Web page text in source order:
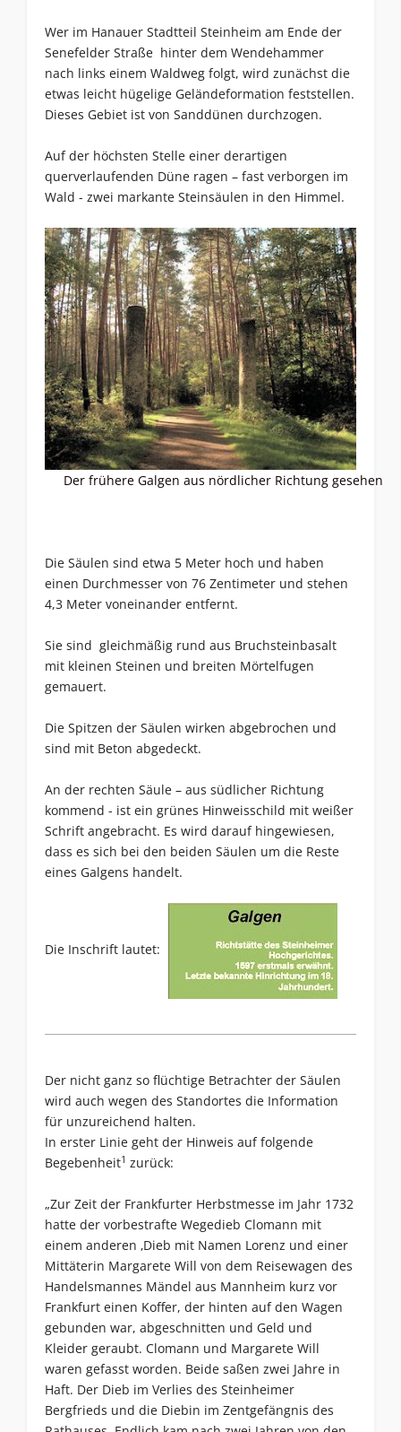
Wer im Hanauer Stadtteil Steinheim am Ende der
Senefelder Straße hinter dem Wendehammer
nach links einem Waldweg folgt, wird zunächst die
etwas leicht hügelige Geländeformation feststellen.
Dieses Gebiet ist von Sanddünen durchzogen.
Auf der höchsten Stelle einer derartigen
querverlaufenden Düne ragen – fast verborgen im
Wald - zwei markante Steinsäulen in den Himmel.
Der frühere Galgen aus nördlicher Richtung gesehen
Die Säulen sind etwa 5 Meter hoch und haben
einen Durchmesser von 76 Zentimeter und stehen
4,3 Meter voneinander entfernt.
Sie sind gleichmäßig rund aus Bruchsteinbasalt
mit kleinen Steinen und breiten Mörtelfugen
gemauert.
Die Spitzen der Säulen wirken abgebrochen und
sind mit Beton abgedeckt.
An der rechten Säule – aus südlicher Richtung
kommend - ist ein grünes Hinweisschild mit weißer
Schrift angebracht. Es wird darauf hingewiesen,
dass es sich bei den beiden Säulen um die Reste
eines Galgens handelt.
Die Inschrift lautet:
Der nicht ganz so flüchtige Betrachter der Säulen
wird auch wegen des Standortes die Information
für unzureichend halten.
In erster Linie geht der Hinweis auf folgende
Begebenheit1 zurück:
„Zur Zeit der Frankfurter Herbstmesse im Jahr 1732
hatte der vorbestrafte Wegedieb Clomann mit
einem anderen ‚Dieb mit Namen Lorenz und einer
Mittäterin Margarete Will von dem Reisewagen des
Handelsmannes Mändel aus Mannheim kurz vor
Frankfurt einen Koffer, der hinten auf den Wagen
gebunden war, abgeschnitten und Geld und
Kleider geraubt. Clomann und Margarete Will
waren gefasst worden. Beide saßen zwei Jahre in
Haft. Der Dieb im Verlies des Steinheimer
Bergfrieds und die Diebin im Zentgefängnis des